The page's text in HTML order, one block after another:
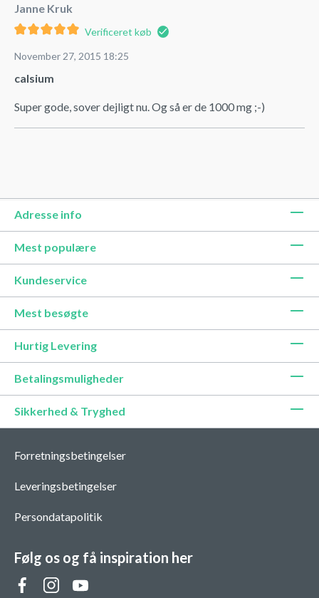
Janne Kruk
Verificeret køb
November 27, 2015 18:25
calsium
Super gode, sover dejligt nu. Og så er de 1000 mg ;-)
Adresse info
Mest populære
Kundeservice
Mest besøgte
Hurtig Levering
Betalingsmuligheder
Sikkerhed & Tryghed
Forretningsbetingelser
Leveringsbetingelser
Persondatapolitik
Følg os og få inspiration her